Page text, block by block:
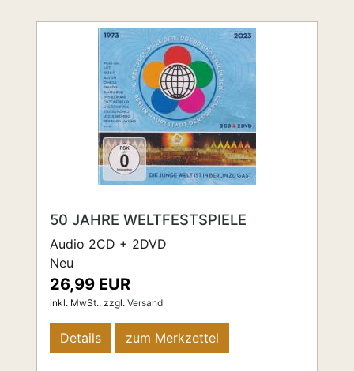
50 JAHRE WELTFESTSPIELE
Audio 2CD + 2DVD
Neu
26,99 EUR
inkl. MwSt., zzgl. Versand
Details zum Merkzettel